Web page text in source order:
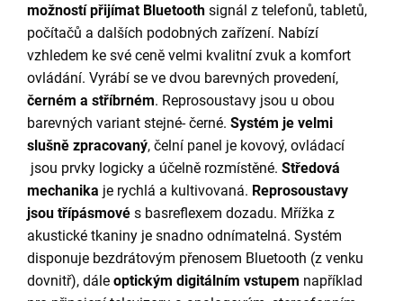
možností přijímat Bluetooth signál z telefonů, tabletů,
počítačů a dalších podobných zařízení. Nabízí
vzhledem ke své ceně velmi kvalitní zvuk a komfort
ovládání. Vyrábí se ve dvou barevných provedení,
černém a stříbrném. Reprosoustavy jsou u obou
barevných variant stejné- černé. Systém je velmi
slušně zpracovaný, čelní panel je kovový, ovládací
jsou prvky logicky a účelně rozmístěné. Středová
mechanika je rychlá a kultivovaná. Reprosoustavy
jsou třípásmové s basreflexem dozadu. Mřížka z
akustické tkaniny je snadno odnímatelná. Systém
disponuje bezdrátovým přenosem Bluetooth (z venku
dovnitř), dále optickým digitálním vstupem například